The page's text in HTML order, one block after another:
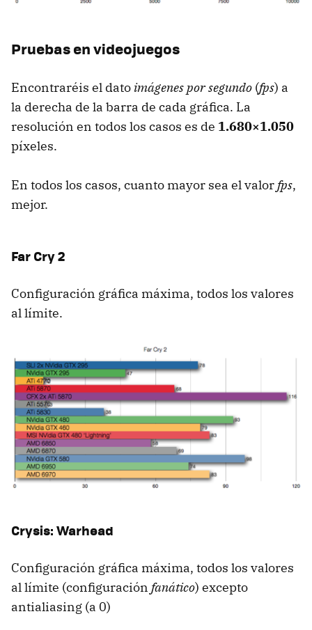
Pruebas en videojuegos
Encontraréis el dato imágenes por segundo (fps) a
la derecha de la barra de cada gráfica. La
resolución en todos los casos es de 1.680×1.050
píxeles.
En todos los casos, cuanto mayor sea el valorfps,
mejor.
Far Cry 2
Configuración gráfica máxima, todos los valores
al límite.
Crysis: Warhead
Configuración gráfica máxima, todos los valores
al límite (configuración fanático) excepto
antialiasing (a 0)